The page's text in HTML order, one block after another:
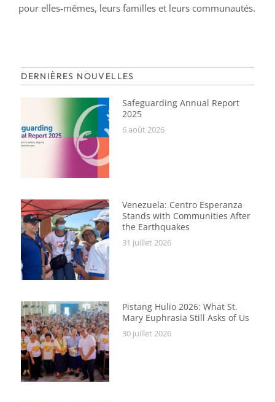
pour elles-mêmes, leurs familles et leurs communautés.
DERNIÈRES NOUVELLES
Safeguarding Annual Report
2025
6 août 2026
Venezuela: Centro Esperanza
Stands with Communities After
the Earthquakes
31 juillet 2026
Pistang Hulio 2026: What St.
Mary Euphrasia Still Asks of Us
30 juillet 2026